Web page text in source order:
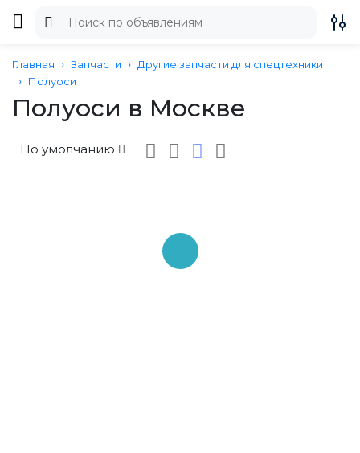
Главная Запчасти
Другие запчасти для спецтехники
Полуоси
Полуоси в Москве
По умолчанию